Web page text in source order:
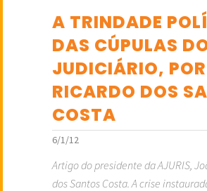
A TRINDADE
DAS CÚPULAS
JUDICIÁRIO,
RICARDO DOS
COSTA
6/1/12
Artigo do presidente da AJURIS,
dos Santos Costa. A crise